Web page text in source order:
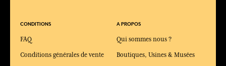
CONDITIONS
FAQ
Conditions générales de vente
A PROPOS
Qui sommes nous ?
Boutiques, Usines & Musées